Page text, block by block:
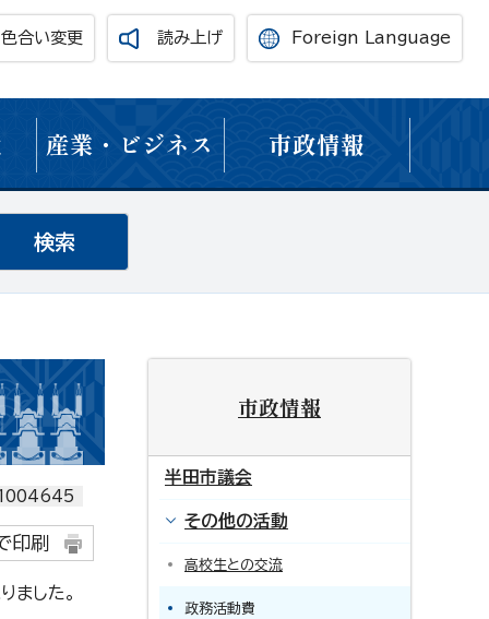
色合い変更 読み上げ Foreign Language
産業・ビジネス 市政情報
1004645
印刷
した。
市政情報
半田市議会
その他の活動
高校生との交流
政務活動費